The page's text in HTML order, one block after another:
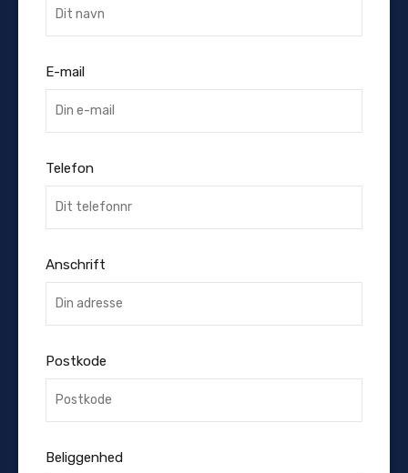
E-mail
Telefon
Anschrift
Postkode
Beliggenhed